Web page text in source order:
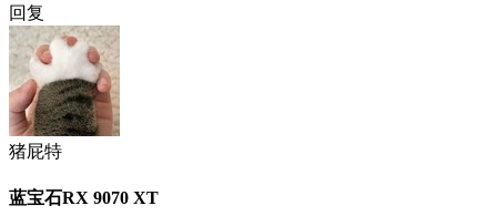
回复
猪屁特
蓝宝石RX 9070 XT